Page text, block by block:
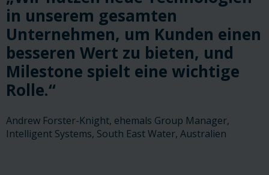
in unserem gesamten
Unternehmen, um Kunden einen
besseren Wert zu bieten, und
Milestone spielt eine wichtige
Rolle.“
Andrew Forster-Knight, ehemals Group Manager,
Intelligent Systems, South East Water, Australien